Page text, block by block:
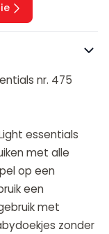
nr. 475
essentials
met alle
op een
een
met
zonder